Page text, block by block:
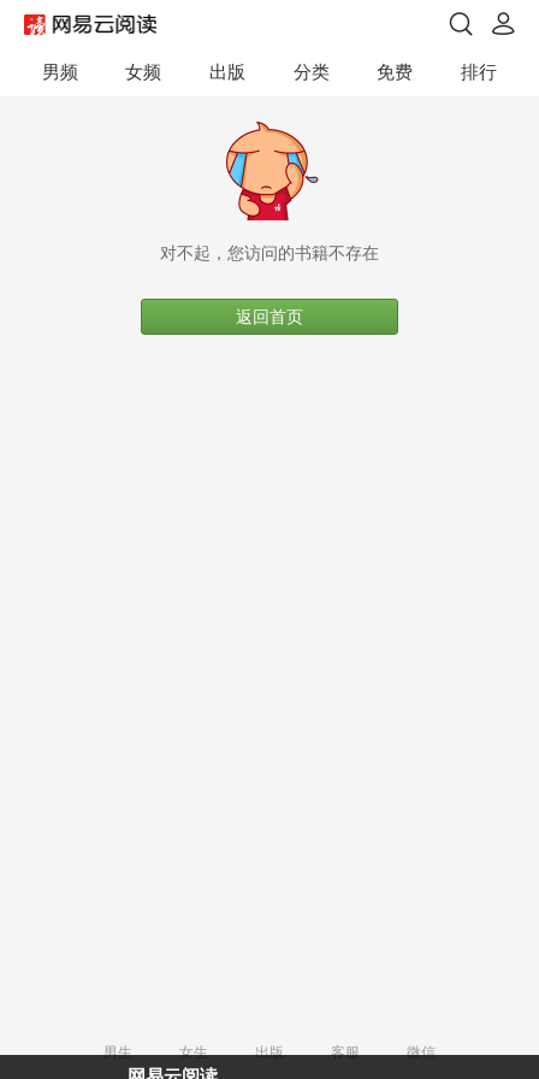
男频 女频 出版 分类 免费 排行
对不起，您访问的书籍不存在
返回首页
男生 女生 出版 客服
微信